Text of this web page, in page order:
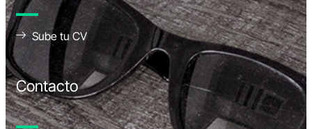
Sube tu CV
Contacto